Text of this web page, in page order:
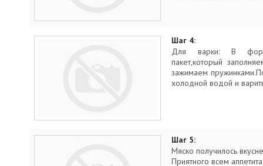
Шаг 4:
Для варки: В
пакет,который
зажимаем
холодной водой и
Шаг 5:
Мяско получилось
Приятного всем